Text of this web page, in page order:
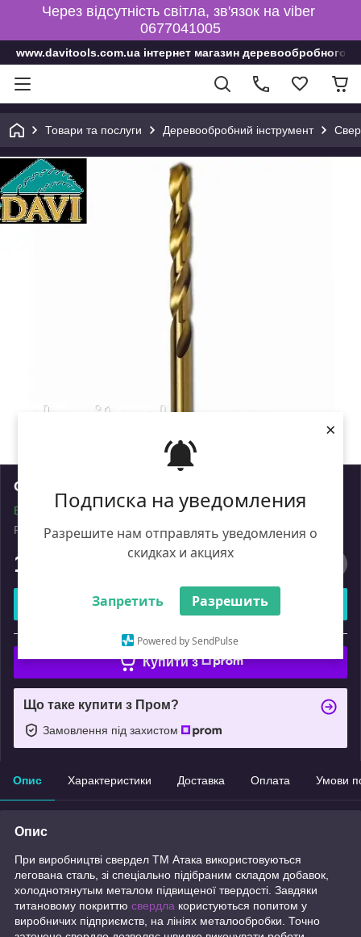
Подписка на уведомления
Разрешите нам отправлять уведомления о
скидках и акциях
Запретить Разрешить
Powered by SendPulse
×
Через відсутність світла, зв'язок на viber
0677041005
www.davitools.com.ua інтернет магазин деревообробного
Товари та послуги Деревообробний інструмент
Свердло Атака мет. 5,6 мм 10шт (уп.)
В наявності
Роздріб
1 155
Купити
Купити з
Що таке купити з Пром?
Замовлення під захистом
Опис Характеристики Доставка Оплата Умови
Опис
При виробництві свердел ТМ Атака використовуються
легована сталь, зі спеціально підібраним складом добавок,
холоднотянутым металом підвищеної твердості. Завдяки
титановому покриттю свердла користуються попитом у
виробничих підприємств, на лініях металообробки. Точно